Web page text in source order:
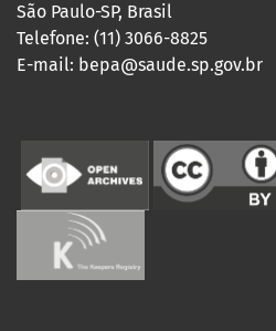
São Paulo-SP, Brasil
Telefone: (11) 3066-8825
E-mail: bepa@saude.sp.gov.br